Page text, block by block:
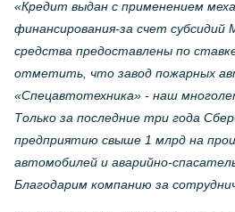
«Кредит выдан с применением
финансирования-за счет
средства предоставлены по
отметить, что завод пожарных
«Спецавтотехника» - наш
Только за последние три года
предприятию свыше 1 млрд на
автомобилей и аварийно-
Благодарим компанию за